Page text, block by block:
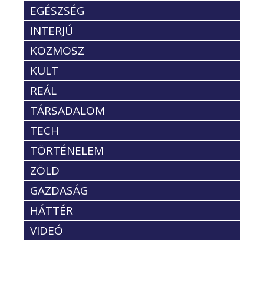
EGÉSZSÉG
INTERJÚ
KOZMOSZ
KULT
REÁL
TÁRSADALOM
TECH
TÖRTÉNELEM
ZÖLD
GAZDASÁG
HÁTTÉR
VIDEÓ